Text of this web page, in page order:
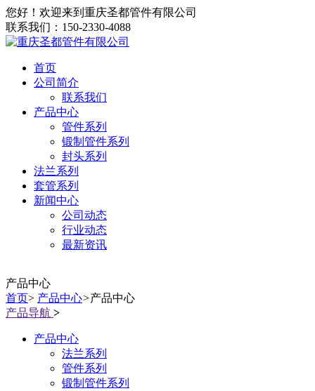
您好！欢迎来到重庆圣都管件有限公司
联系我们：150-2330-4088
首页
公司简介
联系我们
产品中心
管件系列
锻制管件系列
封头系列
法兰系列
套管系列
新闻中心
公司动态
行业动态
最新资讯
产品中心
首页> 产品中心>产品中心
产品导航 >
产品中心
法兰系列
管件系列
锻制管件系列